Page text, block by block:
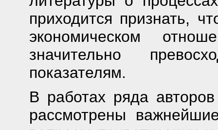
приходится признать,
экономическом
значительно
показателям.
В работах ряда
рассмотрены